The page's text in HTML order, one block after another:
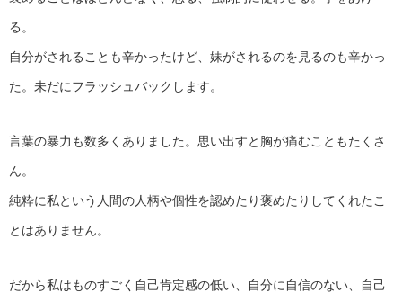
る。
自分がされることも辛かったけど、妹がされるのを見るのも辛かっ
た。未だにフラッシュバックします。
言葉の暴力も数多くありました。思い出すと胸が痛むこともたくさ
ん。
純粋に私という人間の人柄や個性を認めたり褒めたりしてくれたこ
とはありません。
だから私はものすごく自己肯定感の低い、自分に自信のない、自己